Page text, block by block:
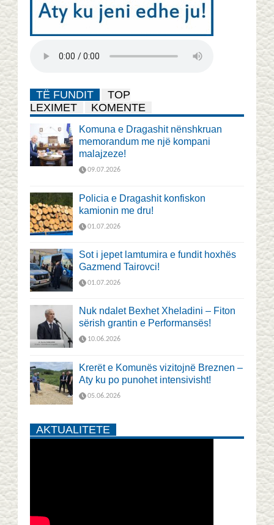
TË FUNDIT
TOP
LEXIMET
KOMENTE
Komuna e Dragashit nënshkruan
memorandum me një kompani
malajzeze!
09.07.2026
Policia e Dragashit konfiskon
kamionin me dru!
01.07.2026
Sot i jepet lamtumira e fundit hoxhës
Gazmend Tairovci!
01.07.2026
Nuk ndalet Bexhet Xheladini – Fiton
sërish grantin e Performansës!
10.06.2026
Krerët e Komunës vizitojnë Breznen –
Aty ku po punohet intensivisht!
05.06.2026
AKTUALITETE